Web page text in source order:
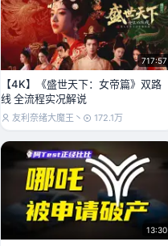
717:57
【4K】《盛世天下：女帝篇》双路
线 全流程实况解说
友利奈绪大魔王丶 172.1万
13:30